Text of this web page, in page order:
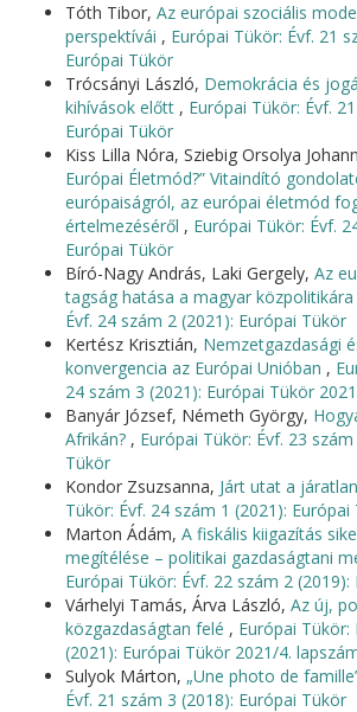
Tóth Tibor, Az európai szociális
perspektívái , Európai Tükör: Évf. 21
Európai Tükör
Trócsányi László, Demokrácia és
kihívások előtt , Európai Tükör: Évf.
Európai Tükör
Kiss Lilla Nóra, Sziebig Orsolya
Európai Életmód?” Vitaindító
európaiságról, az európai életmód
értelmezéséről , Európai Tükör: Évf.
Európai Tükör
Bíró-Nagy András, Laki Gergely, Az
tagság hatása a magyar közpolitikára
Évf. 24 szám 2 (2021): Európai Tükör
Kertész Krisztián, Nemzetgazdasági
konvergencia az Európai Unióban ,
24 szám 3 (2021): Európai Tükör
Banyár József, Németh György,
Afrikán? , Európai Tükör: Évf. 23
Tükör
Kondor Zsuzsanna, Járt utat a
Tükör: Évf. 24 szám 1 (2021): Európai
Marton Ádám, A fiskális kiigazítás
megítélése – politikai gazdaságtani
Európai Tükör: Évf. 22 szám 2
Várhelyi Tamás, Árva László, Az új,
közgazdaságtan felé , Európai Tükör:
(2021): Európai Tükör 2021/4.
Sulyok Márton, „Une photo de
Évf. 21 szám 3 (2018): Európai Tükör